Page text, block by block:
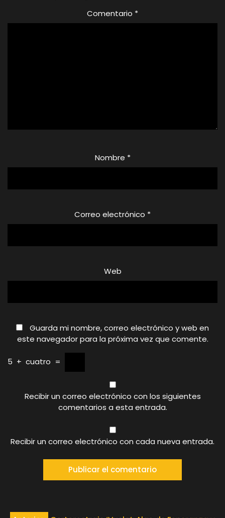
Comentario *
Nombre *
Correo electrónico *
Web
Guarda mi nombre, correo electrónico y web en
este navegador para la próxima vez que comente.
5 + cuatro =
Recibir un correo electrónico con los siguientes
comentarios a esta entrada.
Recibir un correo electrónico con cada nueva entrada.